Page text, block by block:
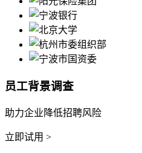
员工背景调查
助力企业降低招聘风险
立即试用 >